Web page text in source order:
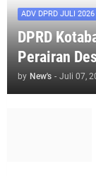
ADV DPRD JULI 2026
DPRD
Perairan
by New's - Juli 07,